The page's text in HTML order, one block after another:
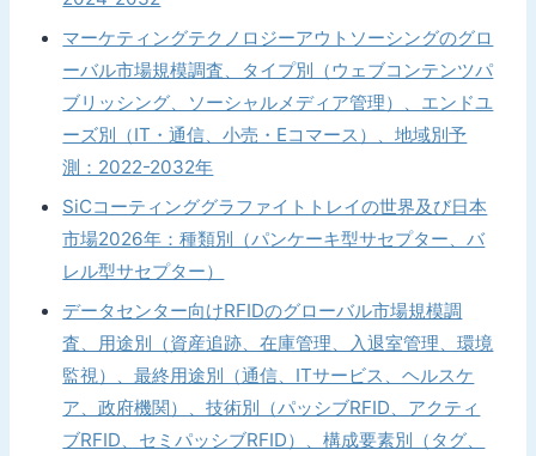
マーケティングテクノロジーアウトソーシングのグロ
ーバル市場規模調査、タイプ別（ウェブコンテンツパ
ブリッシング、ソーシャルメディア管理）、エンドユ
ーズ別（IT・通信、小売・Eコマース）、地域別予
測：2022-2032年
SiCコーティンググラファイトトレイの世界及び日本
市場2026年：種類別（パンケーキ型サセプター、バ
レル型サセプター）
データセンター向けRFIDのグローバル市場規模調
査、用途別（資産追跡、在庫管理、入退室管理、環境
監視）、最終用途別（通信、ITサービス、ヘルスケ
ア、政府機関）、技術別（パッシブRFID、アクティ
ブRFID、セミパッシブRFID）、構成要素別（タグ、